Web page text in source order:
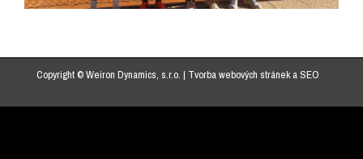
Copyright © Weiron Dynamics, s.r.o. | Tvorba webových stráneka SEO